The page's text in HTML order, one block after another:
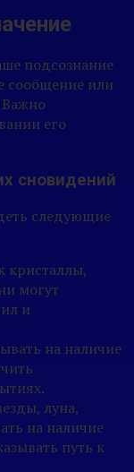
подсознание
сообщение или
его
сновидений
следующие
кристаллы,
могут
и
на наличие
луна,
на наличие
путь к